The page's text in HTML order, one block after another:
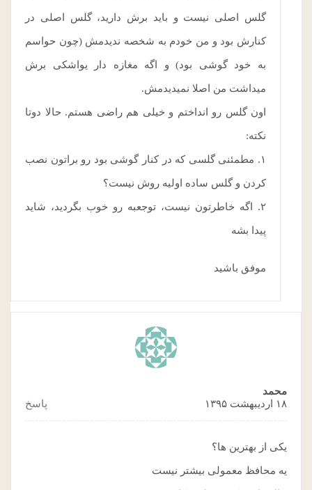
گلس اصلی نیست و باید برش دارید، گلس اصلی در
کنارش بود و من خودم به شخصه ندیدمش (چون حواسم
به خود گوشی بود) و اگه مغازه دار یواشکی برش
میداشت من اصلا نمیدیدمش.
اون گلس رو انداختم و خیلی هم راضی هستم. حالا دوتا
نکته:
۱. مطمئنی گلسی که در کنار گوشی بود رو براتون نصب
کردن و گلس ساده اولیه روش نیست؟
۲. اگه خاطرتون نیست، توجعبه رو خوب بگردید، شاید
پیدا بشه
موفق باشید
محمد
۱۸ اردیبهشت ۱۳۹۵
پاسخ
یکی از بهترین ها؟
یه محافظ معمولی بیشتر نیست